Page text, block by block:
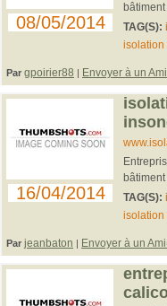
08/05/2014
TAG(S):
isolation
Par gpoirier88 | Envoyer à un
16/04/2014
TAG(S):
isolation
Par jeanbaton | Envoyer à un